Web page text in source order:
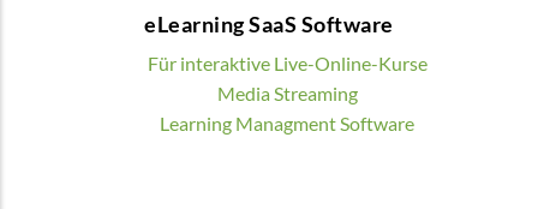
eLearning SaaS Software
Für interaktive Live-Online-Kurse
Media Streaming
Learning Managment Software